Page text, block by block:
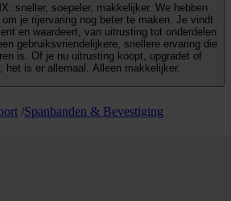
soepeler, makkelijker. We hebben
je rijervaring nog beter te maken. Je vindt
en waardeert, van uitrusting tot onderdelen
gebruiksvriendelijkere, snellere ervaring die
is. Of je nu uitrusting koopt, upgradet of
het is er allemaal. Alleen makkelijker.
/Spanbanden & Bevestiging